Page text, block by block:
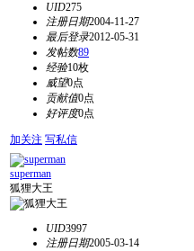
UID275
注册日期2004-11-27
最后登录2012-05-31
发帖数89
经验10枚
威望0点
贡献值0点
好评度0点
加关注 写私信
superman
狐狸大王
UID3997
注册日期2005-03-14